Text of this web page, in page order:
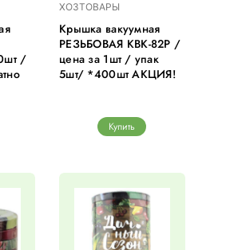
/
ХОЗТОВАРЫ
Крышка вакуумная
РЕЗЬБОВАЯ КВК-82Р /
цена за 1шт / упак
5шт/ *400шт АКЦИЯ!
Купить